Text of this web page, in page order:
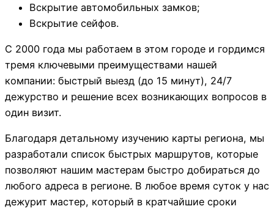
Вскрытие автомобильных замков;
Вскрытие сейфов.
С 2000 года мы работаем в этом городе и гордимся
тремя ключевыми преимуществами нашей
компании: быстрый выезд (до 15 минут), 24/7
дежурство и решение всех возникающих вопросов в
один визит.
Благодаря детальному изучению карты региона, мы
разработали список быстрых маршрутов, которые
позволяют нашим мастерам быстро добираться до
любого адреса в регионе. В любое время суток у нас
дежурит мастер, который в кратчайшие сроки